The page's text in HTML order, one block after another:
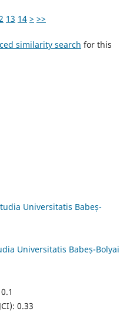
13 14 > >>
similarity search for this
Universitatis Babeș-
Universitatis Babeș-Bolyai
0.33